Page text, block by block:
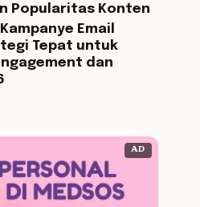
Popularitas Konten
Email
Tepat untuk
dan
AD